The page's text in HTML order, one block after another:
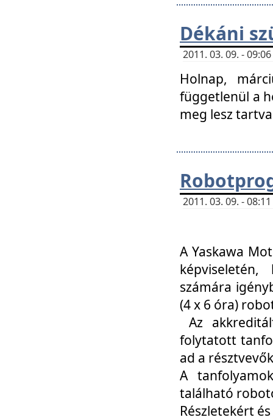
Dékáni
2011. 03. 09. -
Holnap,
függetlenül a
meg lesz
2011. 03. 09. -
A Yaskawa
számára
(4 x 6 óra)
Az
folytatott
ad a
A
található
Részletekért